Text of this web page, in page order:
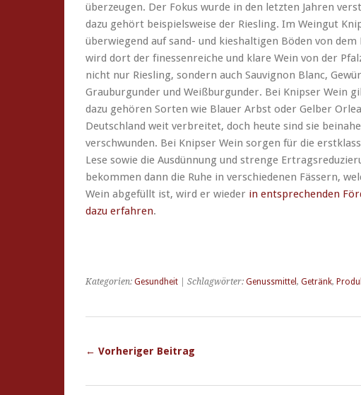
überzeugen. Der Fokus wurde in den letzten Jahren
dazu gehört beispielsweise der Riesling. Im Weingut
überwiegend auf sand- und kieshaltigen Böden von
wird dort der finessenreiche und klare Wein von der
nicht nur Riesling, sondern auch Sauvignon Blanc,
Grauburgunder und Weißburgunder. Bei Knipser Wein
dazu gehören Sorten wie Blauer Arbst oder Gelber
Deutschland weit verbreitet, doch heute sind sie
verschwunden. Bei Knipser Wein sorgen für die
Lese sowie die Ausdünnung und strenge
bekommen dann die Ruhe in verschiedenen Fässern,
Wein abgefüllt ist, wird er wieder in entsprechenden
dazu erfahren.
Kategorien: Gesundheit | Schlagwörter: Genussmittel , Getränk,
← Vorheriger Beitrag